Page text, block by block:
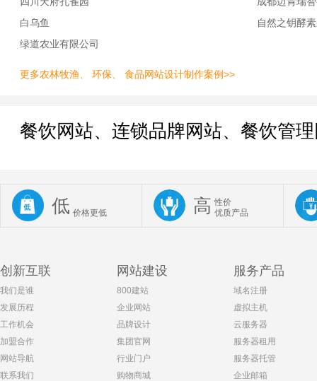
白乌鱼
自然之钥酵
绿道农业有限公司
更多农林牧渔、 环保、 食品网站设计制作案例>>
餐饮网站、连锁品牌网站、餐饮管
低 价格更低 高 性价
优质产品
创新互联
我们是谁
发展历程
工作机会
加盟合作
网站导航
联系我们
网站建设
800建站
企业网站
品牌设计
集团官网
行业门户
购物商城
服务产品
域名注册
虚拟主机
云服务器
服务器租用
服务器托管
企业邮箱